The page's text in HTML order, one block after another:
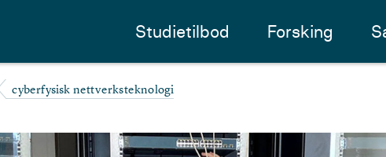
Studietilbod Forsking
cyberfysisk nettverksteknologi